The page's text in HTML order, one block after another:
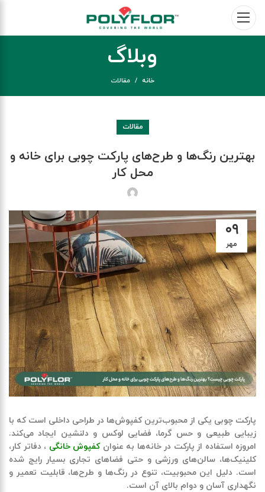
وبلاگ
خانه مقالات
مقالات
بهترین رنگ‌ها و طرح‌های پارکت چوبی برای خانه و
محل کار
۰۹
مهر
پارکت چوبی یکی از محبوب‌ترین کفپوش‌ها در طراحی داخلی است که با
زیبایی طبیعی و حس گرما، فضایی لوکس و دلنشین ایجاد می‌کند.
امروزه استفاده از پارکت در خانه‌ها به عنوان کفپوش خانگی ، دفاتر کار،
کلینیک‌ها، سالن‌های ورزشی و حتی فضاهای تجاری بسیار رایج شده
است. دلیل این محبوبیت، تنوع در رنگ‌ها و طرح‌ها، قابلیت تعمیر و
نگهداری آسان و دوام بالای آن است.